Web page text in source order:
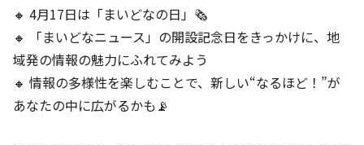
🔸 4月17日は「まいどなの日」🗞️
🔸 「まいどなニュース」の開設記念日をきっかけに、地
域発の情報の魅力にふれてみよう
🔸 情報の多様性を楽しむことで、新しい“なるほど！”が
あなたの中に広がるかも📡